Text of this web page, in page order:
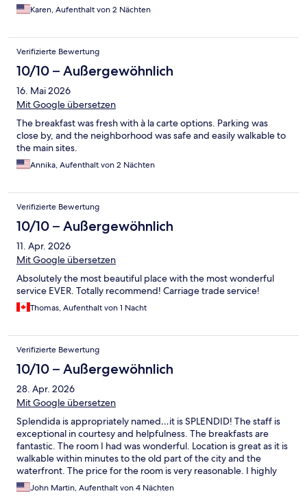
Karen, Aufenthalt von 2 Nächten
Verifizierte Bewertung
10/10 – Außergewöhnlich
16. Mai 2026
Mit Google übersetzen
The breakfast was fresh with à la carte options. Parking was
close by, and the neighborhood was safe and easily walkable to
the main sites.
Annika, Aufenthalt von 2 Nächten
Verifizierte Bewertung
10/10 – Außergewöhnlich
11. Apr. 2026
Mit Google übersetzen
Absolutely the most beautiful place with the most wonderful
service EVER. Totally recommend! Carriage trade service!
Thomas, Aufenthalt von 1 Nacht
Verifizierte Bewertung
10/10 – Außergewöhnlich
28. Apr. 2026
Mit Google übersetzen
Splendida is appropriately named…it is SPLENDID! The staff is
exceptional in courtesy and helpfulness. The breakfasts are
fantastic. The room I had was wonderful. Location is great as it is
walkable within minutes to the old part of the city and the
waterfront. The price for the room is very reasonable. I highly
recommend Splendida.
John Martin, Aufenthalt von 4 Nächten